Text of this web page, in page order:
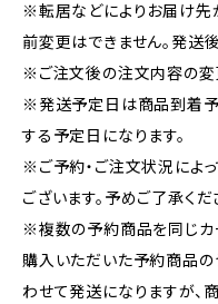
※転居などによりお届け先
前変更はできません。発送
※ご注文後の注文内容の変
※発送予定日は商品到着予
する予定日になります。
※ご予約・ご注文状況によ
ございます。予めご了承くだ
※複数の予約商品を同じカ
購入いただいた予約商品
わせて発送になりますが、